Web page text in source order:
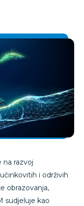
na razvoj
i održivih
obrazovanja,
sudjeluje kao